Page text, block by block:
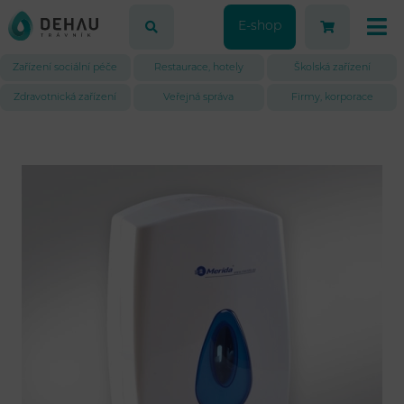
E-shop
Zařízení sociální péče Restaurace, hotely Školská zařízení
Zdravotnická zařízení Veřejná správa Firmy, korporace